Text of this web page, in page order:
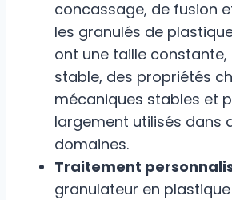
concassage, de fusion
les granulés de
ont une taille constante,
stable, des propriétés
mécaniques stables et
largement utilisés dans
domaines.
Traitement
granulateur en